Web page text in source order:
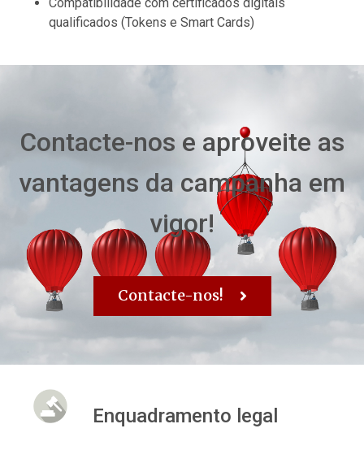
qualificados (Tokens e Smart Cards)
Contacte-nos e aproveite as
vantagens da campanha em
vigor!
Contacte-nos!
Enquadramento legal